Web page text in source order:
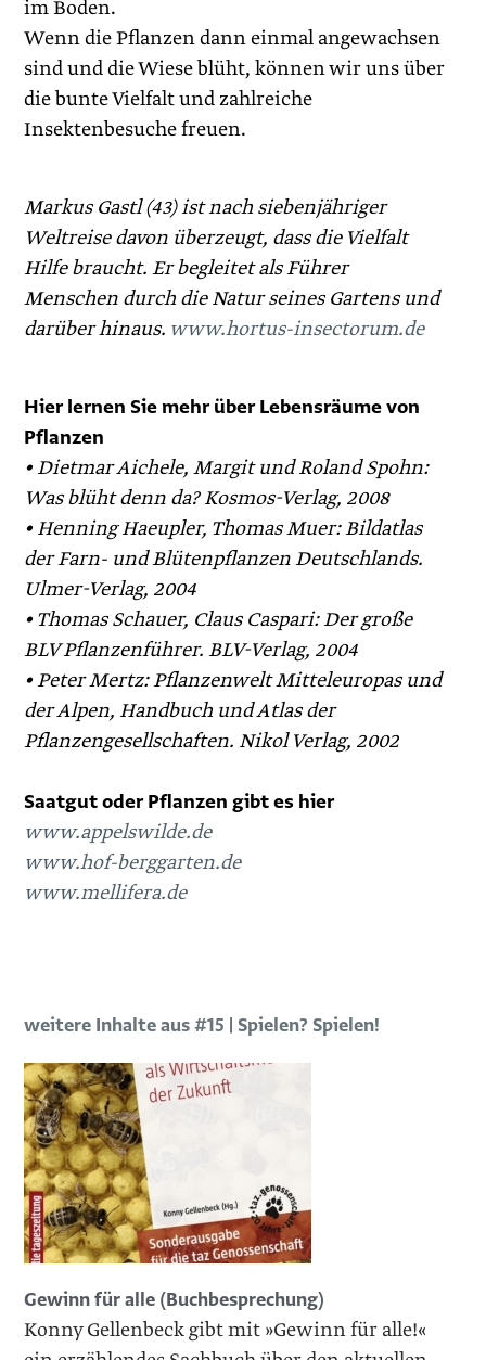
im Boden.
Wenn die Pflanzen dann einmal angewachsen
sind und die Wiese blüht, können wir uns über
die bunte Vielfalt und zahlreiche
Insektenbesuche freuen.
Markus Gastl (43) ist nach siebenjähriger
Weltreise davon überzeugt, dass die Vielfalt
Hilfe braucht. Er begleitet als Führer
Menschen durch die Natur seines Gartens und
darüber hinaus. www.hortus-insectorum.de
Hier lernen Sie mehr über Lebensräume von
Pflanzen
•Dietmar Aichele, Margit und Roland Spohn:
Was blüht denn da? Kosmos-Verlag, 2008
• Henning Haeupler, Thomas Muer: Bildatlas
der Farn- und Blütenpflanzen Deutschlands.
Ulmer-Verlag, 2004
• Thomas Schauer, Claus Caspari: Der große
BLV Pflanzenführer. BLV-Verlag, 2004
• Peter Mertz: Pflanzenwelt Mitteleuropas und
der Alpen, Handbuch und Atlas der
Pflanzengesellschaften. Nikol Verlag, 2002
Saatgut oder Pflanzen gibt es hier
www.appelswilde.de
www.hof-berggarten.de
www.mellifera.de
weitere Inhalte aus #15 | Spielen? Spielen!
Gewinn für alle (Buchbesprechung)
Konny Gellenbeck gibt mit »Gewinn für alle!«